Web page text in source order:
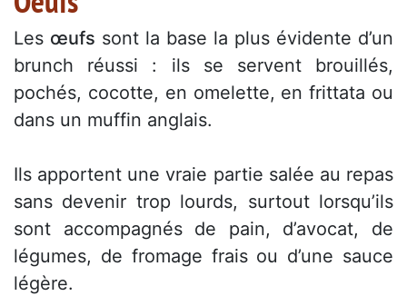
Les œufs sont la base la plus évidente d’un
brunch réussi : ils se servent brouillés,
pochés, cocotte, en omelette, en frittata ou
dans un muffin anglais.
Ils apportent une vraie partie salée au repas
sans devenir trop lourds, surtout lorsqu’ils
sont accompagnés de pain, d’avocat, de
légumes, de fromage frais ou d’une sauce
légère.